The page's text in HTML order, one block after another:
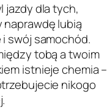
jazdy dla tych,
naprawdę lubią
swój samochód.
tobą a twoim
istnieje chemia –
nikogo